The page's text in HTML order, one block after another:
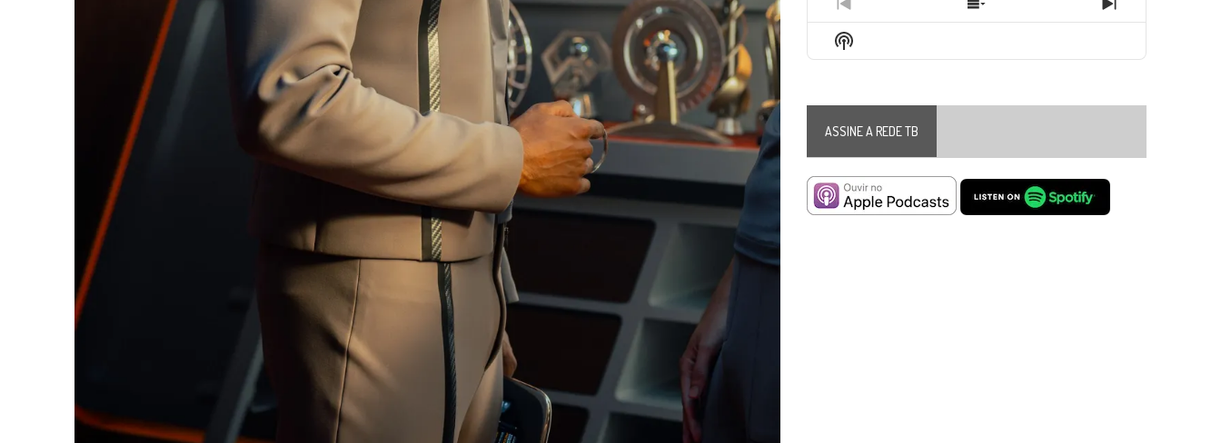
Previous
Episode
Show
Next
Show
Podcast
ASSINE A REDE TB